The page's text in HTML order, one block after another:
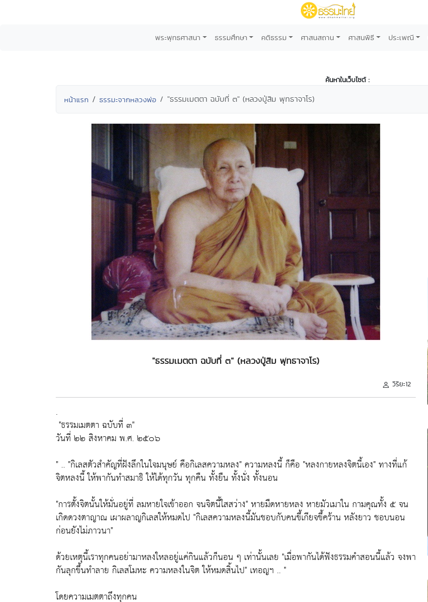
พระพุทธศาสนา ธรรมศึกษา คติธรรม ศาสนสถาน ศาสนพิธี ประเพณี
ค้นหาในเว็บไซต์ :
หน้าแรก ธรรมะจากหลวงพ่อ "ธรรมเมตตา ฉบับที่ ๓" (หลวงปู่สิม พุทธาจาโร)
"ธรรมเมตตา ฉบับที่ ๓" (หลวงปู่สิม พุทธาจาโร)
วิริยะ12
.
"ธรรมเมตตา ฉบับที่ ๓"
วันที่ ๒๒ สิงหาคม พ.ศ. ๒๕๐๖
" .. "กิเลสตัวสำคัญที่ฝังลึกในใจมนุษย์ คือกิเลสความหลง"ความหลงนี้ ก็คือ "หลงกายหลงจิตนี้เอง"ทางที่แก้
จิตหลงนี้ ให้พากันทำสมาธิ ให้ได้ทุกวัน ทุกคืน ทั้งยืน ทั้งนั่ง ทั้งนอน
"การตั้งจิตนั้นให้มั่นอยู่ที่ ลมหายใจเข้าออก จนจิตนี้ใสสว่าง"หายมืดหายหลง หายมัวเมาใน กามคุณทั้ง ๕ จน
เกิดดวงตาญาณ เผาผลาญกิเลสให้หมดไป "กิเลสความหลงนี้มันชอบกับคนขึ้เกียจขึ้คร้าน หลังยาว ชอบนอน
ก่อนยังไม่ภาวนา"
ด้วยเหตุนี้เราทุกคนอย่ามาหลงใหลอยู่แค่กินแล้วก็นอน ๆ เท่านั้นเลย "เมื่อพากันได้ฟังธรรมคำสอนนี้แล้ว จงพา
กันลุกขึ้นทำลาย กิเลสโมหะ ความหลงในจิต ให้หมดสิ้นไป" เทอญฯ .. "
โดยความเมตตาถึงทุกคน